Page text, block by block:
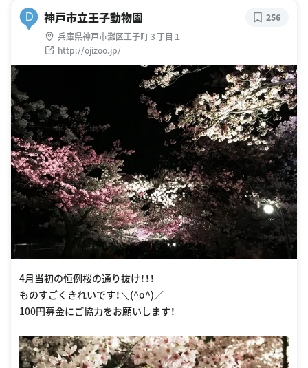
D 神戸市立王子動物園
兵庫県神戸市灘区王子町３丁目１
http://ojizoo.jp/
256
4月当初の恒例桜の通り抜け！！！
ものすごくきれいです！＼(^o^)／
100円募金にご協力をお願いします！